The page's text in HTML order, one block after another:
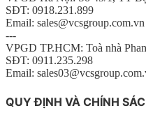
SĐT: 0918.231.899
Email: sales@vcsgroup.com.vn
---
VPGD TP.HCM: Toà nhà
SĐT: 0911.235.298
Email:
QUY ĐỊNH VÀ CHÍNH